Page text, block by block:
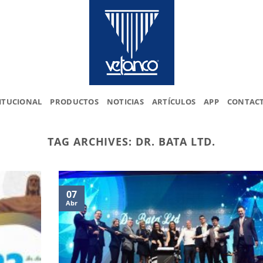
PRODUCTOS NOTICIAS ARTÍCULOS APP
TAG ARCHIVES: DR. BATA LTD.
07
Abr